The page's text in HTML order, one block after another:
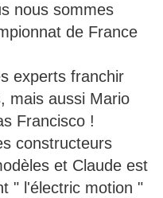
nous sommes
de France
experts franchir
mais aussi Mario
Francisco !
constructeurs
et Claude est
" l'électric motion "